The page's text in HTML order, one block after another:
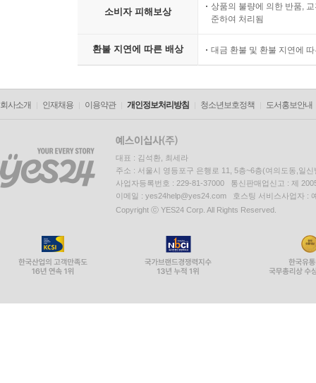
소비자 피해보상
상품의 불량에 의한 반품,
준하여 처리됨
환불 지연에 따른 배상 대금 환불 및 환불 지연에
회사소개 인재채용 이용약관 개인정보처리방침 청소년보호정책 도서홍보안내
대표 : 김석환, 최세라
주소 : 서울시 영등포구 은행로 11, 5층~6층(여의도동,일신
사업자등록번호 : 229-81-37000 통신판매업신고 : 제
이메일 : yes24help@yes24.com 호스팅 서비스사업자 :
Copyright ⓒ YES24 Corp. All Rights Reserved.